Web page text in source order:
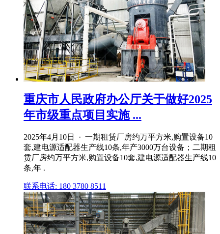
重庆市人民政府办公厅关于做好2025
年市级重点项目实施 ...
2025年4月10日 · 一期租赁厂房约万平方米,购置设备10
套,建电源适配器生产线10条,年产3000万台设备；二期租
赁厂房约万平方米,购置设备10套,建电源适配器生产线10
条,年 .
联系电话: 180 3780 8511